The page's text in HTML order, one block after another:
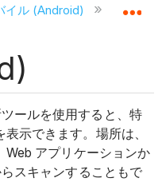
展開/折りたたむ
イル (Android)
ールを使用すると、特
示できます。場所は、
Web アプリケーションか
スキャンすることもで